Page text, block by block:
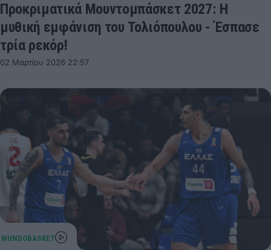
Προκριματικά Μουντομπάσκετ 2027: Η
μυθική εμφάνιση του Τολιόπουλου - Έσπασε
τρία ρεκόρ!
02 Μαρτίου 2026 22:57